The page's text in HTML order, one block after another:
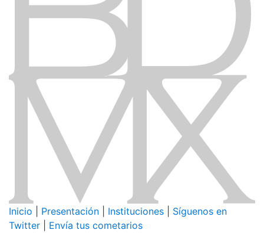
Inicio Presentación Instituciones
Síguenos en
Twitter
Envía tus cometarios